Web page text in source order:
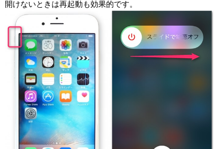
開けないときは再起動も効果的です。